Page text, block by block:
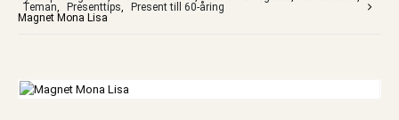
Teman, Presenttips,
Present till 60-åring
Magnet Mona Lisa